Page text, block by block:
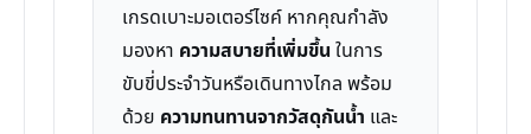
เกรดเบาะมอเตอร์ไซค์ หากคุณกำลัง
มองหา ความสบายที่เพิ่มขึ้น ในการ
ขับขี่ประจำวันหรือเดินทางไกล พร้อม
ด้วย ความทนทานจากวัสดุกันน้ำ และ